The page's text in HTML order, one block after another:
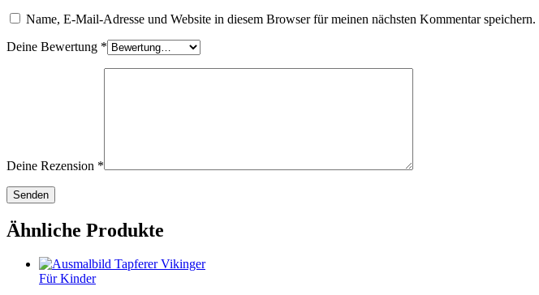
Name, E-Mail-Adresse und Website in diesem Browser für meinen nächsten Kommentar speichern.
Deine Bewertung *
Deine Rezension *
Ähnliche Produkte
Für Kinder